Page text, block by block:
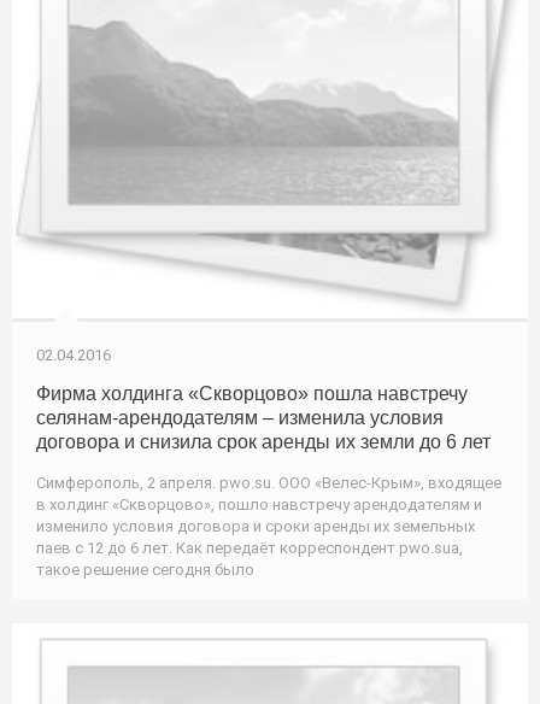
02.04.2016
Фирма холдинга «Скворцово» пошла навстречу
селянам-арендодателям – изменила условия
договора и снизила срок аренды их земли до 6 лет
Симферополь, 2 апреля. pwo.su. ООО «Велес-Крым», входящее
в холдинг «Скворцово», пошло навстречу арендодателям и
изменило условия договора и сроки аренды их земельных
паев с 12 до 6 лет. Как передаёт корреспондент pwo.suа,
такое решение сегодня было